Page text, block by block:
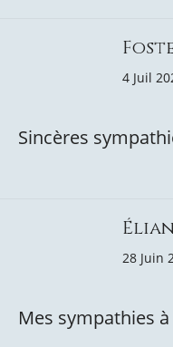
4 Juil
Sincères
28 Juin
Mes sympathies